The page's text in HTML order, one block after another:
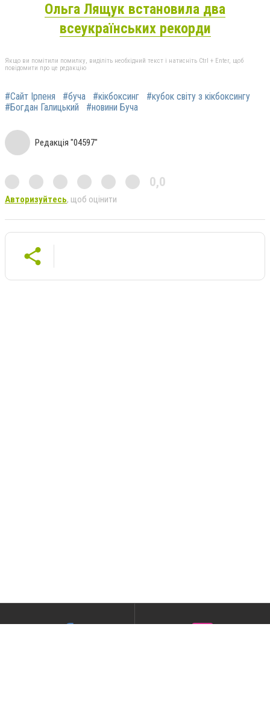
Ольга Лящук встановила два
всеукраїнських рекорди
Якщо ви помітили помилку, виділіть необхідний текст і натисніть Ctrl + Enter, щоб
повідомити про це редакцію
#Сайт Ірпеня #буча #кікбоксинг
#кубок світу з кікбоксингу
#Богдан Галицький
#новини Буча
Редакція "04597"
0,0
Авторизуйтесь, щоб оцінити